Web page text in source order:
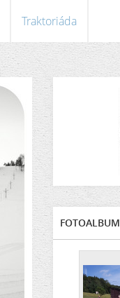
Traktoriáda
FOTOALBUM